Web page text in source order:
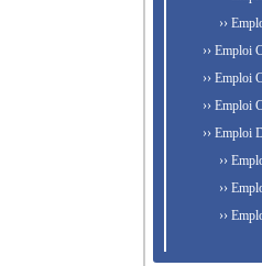
››
›› Emploi
›› Emploi
›› Emploi
›› Emploi
››
››
››